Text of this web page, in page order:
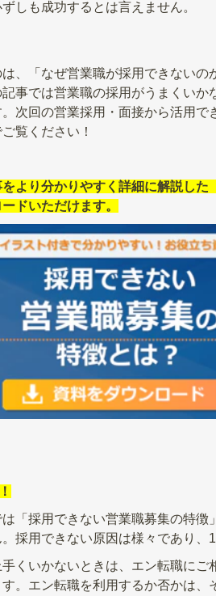
しも成功するとは言えません。
、「なぜ営業職が採用できない
記事では営業職の採用がうまくい
。次回の営業採用・面接から活用
覧ください！
より分かりやすく詳細に解説した
ドいただけます。
「採用できない営業職募集の特
。採用できない原因は様々であり、
くいかないときは、エン転職に
。エン転職を利用するか否かは